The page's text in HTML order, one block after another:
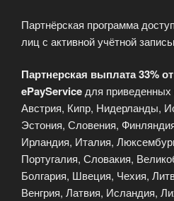
Партнёрская программа
лиц с активной учётной
Партнерская выплата 33%
ePayServiceдля приведенных
Австрия, Кипр, Нидерланды,
Эстония, Словения,
Ирландия, Италия,
Португалия, Словакия,
Болгария, Швеция, Чехия,
Венгрия, Латвия, Исландия,